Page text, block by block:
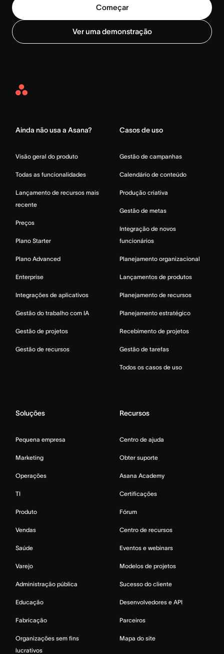
Começar
Ver uma demonstração
Asana
Ainda não usa a Asana?
Visão geral do produto
Todas as funcionalidades
Lançamento de recursos mais
recente
Preços
Plano Starter
Plano Advanced
Enterprise
Integrações de aplicativos
Gestão do trabalho com IA
Gestão de projetos
Gestão de recursos
Casos de uso
Gestão de campanhas
Calendário de conteúdo
Produção criativa
Gestão de metas
Integração de novos
funcionários
Planejamento organizacional
Lançamentos de produtos
Planejamento de recursos
Planejamento estratégico
Recebimento de projetos
Gestão de tarefas
Todos os casos de uso
Soluções
Pequena empresa
Marketing
Operações
TI
Produto
Vendas
Saúde
Varejo
Administração pública
Educação
Fabricação
Organizações sem fins
lucrativos
Recursos
Centro de ajuda
Obter suporte
Asana Academy
Certificações
Fórum
Centro de recursos
Eventos e webinars
Modelos de projetos
Sucesso do cliente
Desenvolvedores e API
Parceiros
Mapa do site